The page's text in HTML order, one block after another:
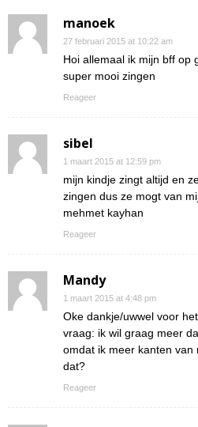
manoek
27 februari 2015 at 10:22 am
Hoi allemaal ik mijn bff op
super mooi zingen
Reageer
sibel
1 maart 2015 at 12:59 pm
mijn kindje zingt altijd en
zingen dus ze mogt van
mehmet kayhan
Reageer
Mandy
1 maart 2015 at 4:48 pm
Oke dankje/uwwel voor
vraag: ik wil graag meer
omdat ik meer kanten van
dat?
Reageer